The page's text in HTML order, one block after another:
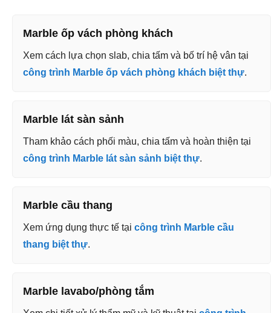
Marble ốp vách phòng khách
Xem cách lựa chọn slab, chia tấm và bố trí hệ vân tại
công trình Marble ốp vách phòng khách biệt thự.
Marble lát sàn sảnh
Tham khảo cách phối màu, chia tấm và hoàn thiện tại
công trình Marble lát sàn sảnh biệt thự.
Marble cầu thang
Xem ứng dụng thực tế tại công trình Marble cầu
thang biệt thự.
Marble lavabo/phòng tắm